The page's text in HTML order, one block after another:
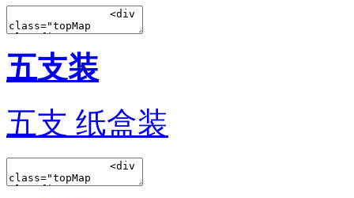
五支装
五支 纸盒装